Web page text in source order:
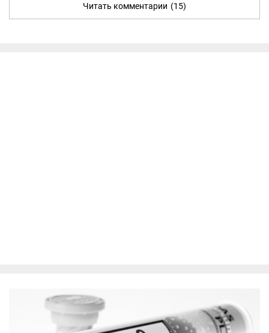
Читать комментарии (15)